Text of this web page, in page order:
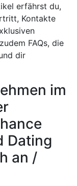
erfährst du,
Kontakte
FAQs, die
dir
im
Dating
an /